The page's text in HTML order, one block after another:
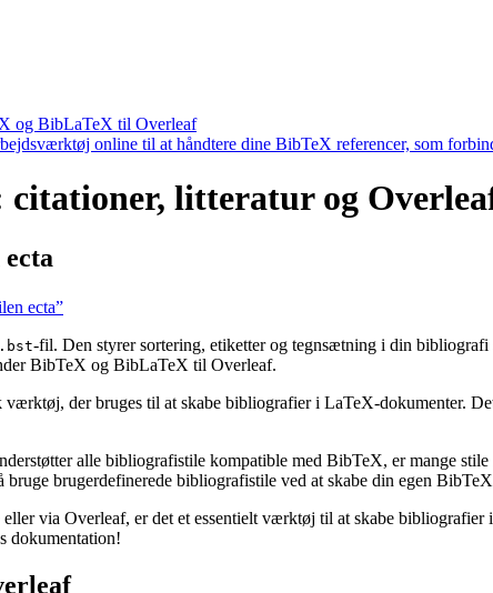
og BibLaTeX til Overleaf
online til at håndtere dine BibTeX referencer, som
citationer, litteratur og
ecta
ecta”
.bst-fil. Den styrer sortering, etiketter og tegnsætning i din bibliografi
BibTeX og BibLaTeX til Overleaf.
der bruges til at skabe bibliografier i LaTeX-dokumenter.
alle bibliografistile kompatible med BibTeX, er mange
bruge brugerdefinerede bibliografistile ved at skabe din egen
via Overleaf, er det et essentielt værktøj til at skabe
dokumentation!